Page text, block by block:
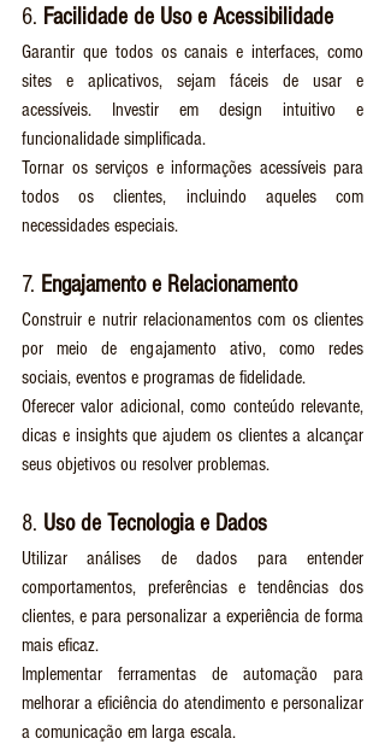
6. Facilidade de Uso e Acessibilidade
Garantir que todos os canais e interfaces, como
sites e aplicativos, sejam fáceis de usar e
acessíveis. Investir em design intuitivo e
funcionalidade simplificada.
Tornar os serviços e informações acessíveis para
todos os clientes, incluindo aqueles com
necessidades especiais.
7. Engajamento e Relacionamento
Construir e nutrir relacionamentos com os clientes
por meio de engajamento ativo, como redes
sociais, eventos e programas de fidelidade.
Oferecer valor adicional, como conteúdo relevante,
dicas e insights que ajudem os clientes a alcançar
seus objetivos ou resolver problemas.
8. Uso de Tecnologia e Dados
Utilizar análises de dados para entender
comportamentos, preferências e tendências dos
clientes, e para personalizar a experiência de forma
mais eficaz.
Implementar ferramentas de automação para
melhorar a eficiência do atendimento e personalizar
a comunicação em larga escala.